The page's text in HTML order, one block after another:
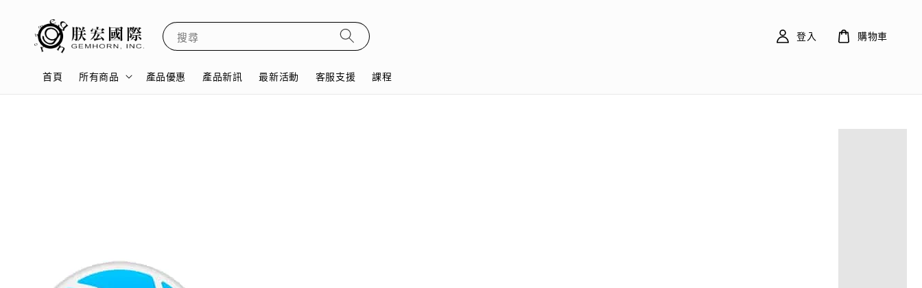
搜尋
首頁 所有商品 產品優惠 產品新訊 最新活動 客服支援 課程
登入 購物車